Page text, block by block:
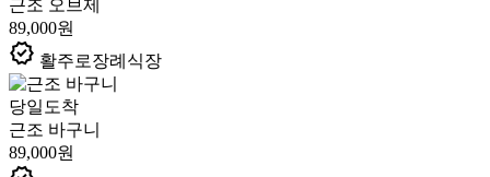
근조 오브제
89,000원
verified 활주로장례식장
당일도착
근조 바구니
89,000원